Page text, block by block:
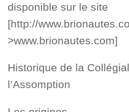
disponible sur le site
[http://
>www.brionautes.com]
Historique de la
l’Assomption